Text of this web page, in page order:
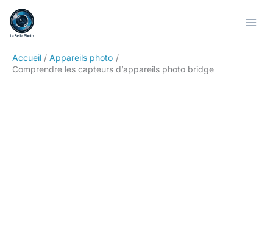
contenu
Accueil
Appareils photo
Comprendre les capteurs d’appareils photo bridge
Rechercher